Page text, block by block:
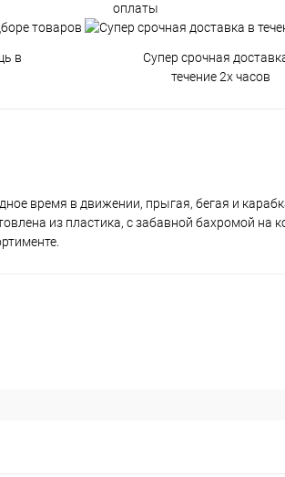
оплаты
в
Супер срочная
течение 2х часов
время в движении, прыгая, бегая и
из пластика, с забавной бахромой на